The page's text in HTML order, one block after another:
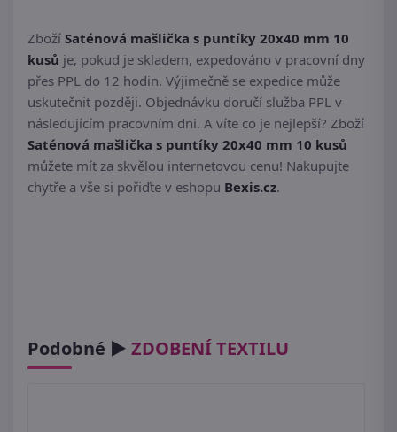
Zboží Saténová mašlička s puntíky 20x40 mm 10
kusů je, pokud je skladem, expedováno v pracovní dny
přes PPL do 12 hodin. Výjimečně se expedice může
uskutečnit později. Objednávku doručí služba PPL v
následujícím pracovním dni. A víte co je nejlepší? Zboží
Saténová mašlička s puntíky 20x40 mm 10 kusů
můžete mít za skvělou internetovou cenu! Nakupujte
chytře a vše si pořiďte v eshopu Bexis.cz.
Podobné ► ZDOBENÍ TEXTILU